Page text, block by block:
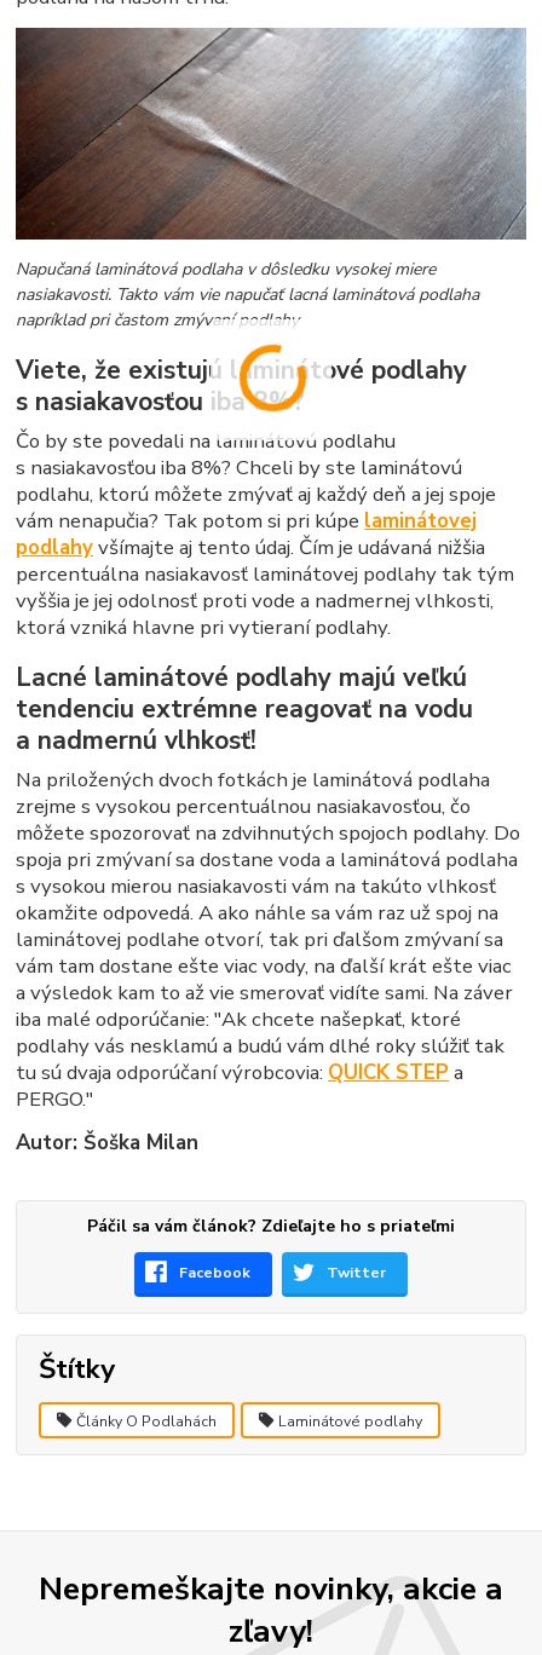
Napučaná laminátová podlaha v dôsledku vysokej miere
nasiakavosti. Takto vám vie napučať lacná laminátová podlaha
napríklad pri častom zmývaní podlahy
Viete, že existujú laminátové podlahy
s nasiakavosťou iba 8%?
Čo by ste povedali na laminátovú podlahu
s nasiakavosťou iba 8%? Chceli by ste laminátovú
podlahu, ktorú môžete zmývať aj každý deň a jej spoje
vám nenapučia? Tak potom si pri kúpe laminátovej
podlahyvšímajte aj tento údaj. Čím je udávaná nižšia
percentuálna nasiakavosť laminátovej podlahy tak tým
vyššia je jej odolnosť proti vode a nadmernej vlhkosti,
ktorá vzniká hlavne pri vytieraní podlahy.
Lacné laminátové podlahy majú veľkú
tendenciu extrémne reagovať na vodu
a nadmernú vlhkosť!
Na priložených dvoch fotkách je laminátová podlaha
zrejme s vysokou percentuálnou nasiakavosťou, čo
môžete spozorovať na zdvihnutých spojoch podlahy. Do
spoja pri zmývaní sa dostane voda a laminátová podlaha
s vysokou mierou nasiakavosti vám na takúto vlhkosť
okamžite odpovedá. A ako náhle sa vám raz už spoj na
laminátovej podlahe otvorí, tak pri ďalšom zmývaní sa
vám tam dostane ešte viac vody, na ďalší krát ešte viac
a výsledok kam to až vie smerovať vidíte sami. Na záver
iba malé odporúčanie: "Ak chcete našepkať, ktoré
podlahy vás nesklamú a budú vám dlhé roky slúžiť tak
tu sú dvaja odporúčaní výrobcovia: QUICK STEP a
PERGO."
Autor: Šoška Milan
Páčil sa vám článok? Zdieľajte ho s priateľmi
Facebook Twitter
Štítky
Články O Podlahách Laminátové podlahy
Nepremeškajte novinky, akcie a
zľavy!